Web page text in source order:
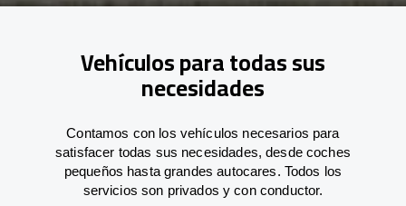
Vehículos para todas sus
necesidades
Contamos con los vehículos necesarios para
satisfacer todas sus necesidades, desde coches
pequeños hasta grandes autocares. Todos los
servicios son privados y con conductor.